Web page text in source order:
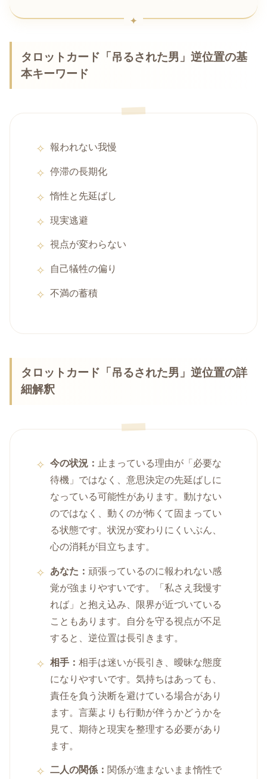
タロットカード「吊るされた男」逆位置の基
本キーワード
報われない我慢
停滞の長期化
惰性と先延ばし
現実逃避
視点が変わらない
自己犠牲の偏り
不満の蓄積
タロットカード「吊るされた男」逆位置の詳
細解釈
今の状況： 止まっている理由が「必要な
待機」ではなく、意思決定の先延ばしに
なっている可能性があります。動けない
のではなく、動くのが怖くて固まってい
る状態です。状況が変わりにくいぶん、
心の消耗が目立ちます。
あなた：頑張っているのに報われない感
覚が強まりやすいです。「私さえ我慢す
れば」と抱え込み、限界が近づいている
こともあります。自分を守る視点が不足
すると、逆位置は長引きます。
相手：相手は迷いが長引き、曖昧な態度
になりやすいです。気持ちはあっても、
責任を負う決断を避けている場合があり
ます。言葉よりも行動が伴うかどうかを
見て、期待と現実を整理する必要があり
ます。
二人の関係： 関係が進まないまま惰性で